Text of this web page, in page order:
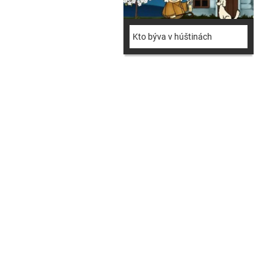
Kto býva v húštinách